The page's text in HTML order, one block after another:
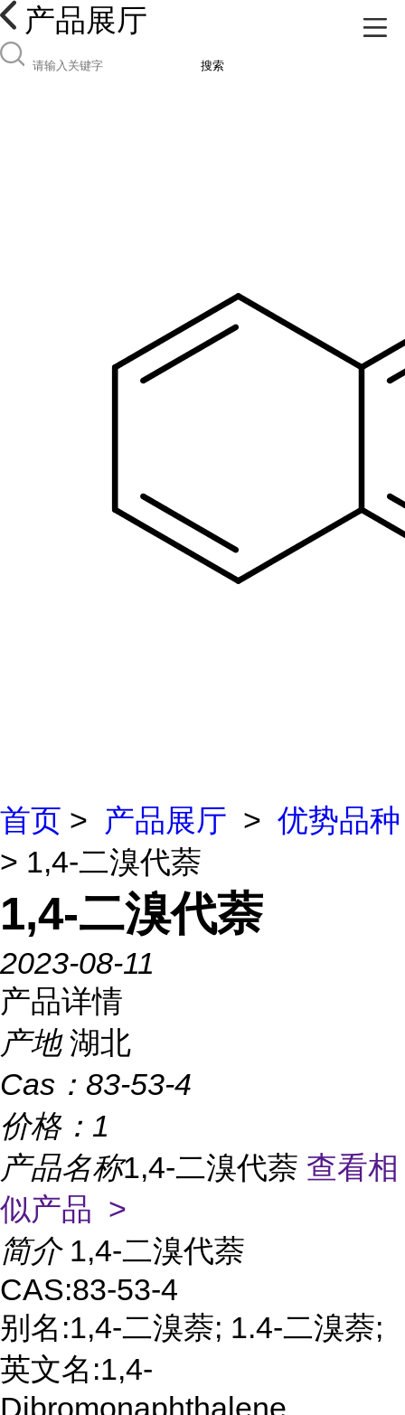
产品展厅
搜索
首页 > 产品展厅 > 优势品种
> 1,4-二溴代萘
1,4-二溴代萘
2023-08-11
产品详情
产地 湖北
Cas： 83-53-4
价格： 1
产品名称1,4-二溴代萘 查看相
似产品 >
简介 1,4-二溴代萘
CAS:83-53-4
别名:1,4-二溴萘; 1.4-二溴萘;
英文名:1,4-
Dibromonaphthalene